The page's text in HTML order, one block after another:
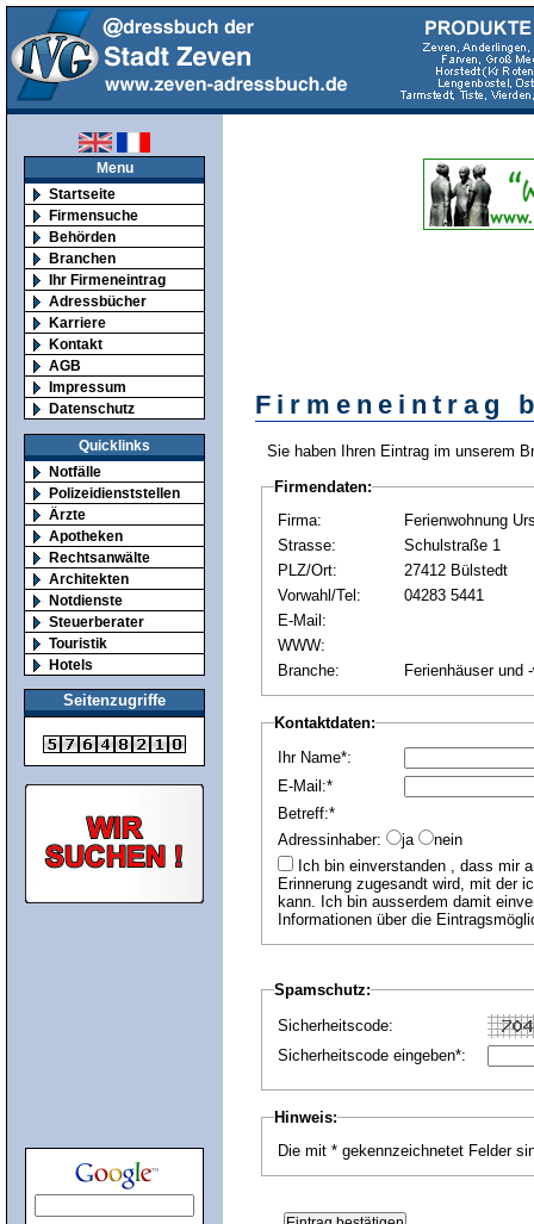
Menu
Startseite
Firmensuche
Behörden
Branchen
Ihr Firmeneintrag
Adressbücher
Karriere
Kontakt
AGB
Impressum
Datenschutz
Quicklinks
Notfälle
Polizeidienststellen
Ärzte
Apotheken
Rechtsanwälte
Architekten
Notdienste
Steuerberater
Touristik
Hotels
Seitenzugriffe
Firmeneintrag
Sie haben Ihren Eintrag im unserem
Firmendaten:
Firma:
Ferienwohnung
Strasse:
Schulstraße 1
PLZ/Ort:
27412 Bülstedt
Vorwahl/Tel:
04283 5441
E-Mail:
WWW:
Branche:
Ferienhäuser und
Kontaktdaten:
Ihr Name*:
E-Mail:*
Betreff:*
Adressinhaber:
ja
nein
Ich bin einverstanden , dass mir an die angegebene E-Mail Adresse jährlich eine
Erinnerung zugesandt wird, mit der
kann. Ich bin ausserdem damit
Informationen über die
Spamschutz:
Sicherheitscode:
Sicherheitscode eingeben*:
Hinweis:
Die mit * gekennzeichnetet Felder